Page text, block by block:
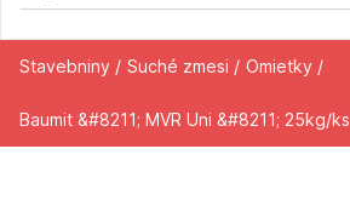
Stavebniny / Suché zmesi / Omietky /
Baumit &#8211; MVR Uni &#8211; 25kg/ks